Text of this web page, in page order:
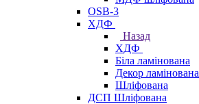
OSB-3
ХДФ
Назад
ХДФ
Біла ламінована
Декор ламінована
Шліфована
ДСП Шліфована